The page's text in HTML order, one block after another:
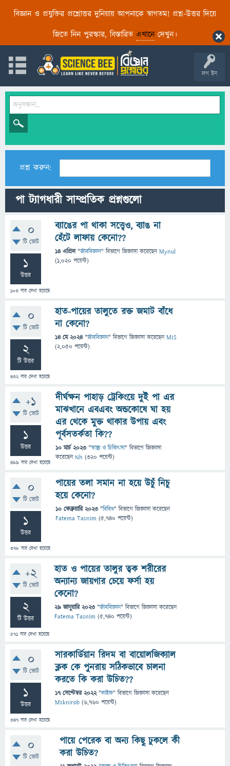
বিজ্ঞান ও প্রযুক্তির প্রশ্নোত্তর দুনিয়ায় আপনাকে স্বাগতম! প্রশ্ন-উত্তর দিয়ে
জিতে নিন পুরস্কার, বিস্তারিত এখানেদেখুন।
লগ ইন
প্রশ্ন করুন:
পা ট্যাগধারী সাম্প্রতিক প্রশ্নগুলো
0
টি ভোট
1
উত্তর
103 বার দেখা হয়েছে
ব্যাঙের পা থাকা সত্ত্বেও, ব্যাঙ না
হেঁটে লাফায় কেনো??
14 এপ্রিল "জীববিজ্ঞান" বিভাগে জিজ্ঞাসাকরেছেনMynul
(1,020 পয়েন্ট)
0
টি ভোট
2
টি উত্তর
432বার দেখা হয়েছে
হাত-পায়ের তালুতে রক্ত জমাট বাঁধে
না কেনো?
14 মে 2024 "জীববিজ্ঞান" বিভাগে জিজ্ঞাসাকরেছেনMIS
(2,050 পয়েন্ট)
+1
টি ভোট
1
উত্তর
499 বার দেখা হয়েছে
দীর্ঘক্ষন পাহাড় ট্রেকিংয়ে দুই পা এর
মাঝখানে এবএবং অন্ডকোষে ঘা হয়
এর থেকে মুক্ত থাকার উপায় এবং
পূর্বসতর্কতা কি??
10 মার্চ 2023 "স্বাস্থ্য ও চিকিৎসা" বিভাগে জিজ্ঞাসা
করেছেনNh (320 পয়েন্ট)
0
টি ভোট
1
উত্তর
378 বার দেখা হয়েছে
পায়ের তলা সমান না হয়ে উচুঁ নিচু
হয়ে কেনো?
10 ফেব্রুয়ারি 2023 "বিবিধ" বিভাগে জিজ্ঞাসাকরেছেন
Fatema Tasnim (5,740 পয়েন্ট)
+2
টি ভোট
2
টি উত্তর
571 বার দেখা হয়েছে
হাত ও পায়ের তালুর ত্বক শরীরের
অন্যান্য জায়গার চেয়ে ফর্সা হয়
কেনো?
29 জানুয়ারি 2023 "জীববিজ্ঞান" বিভাগে জিজ্ঞাসাকরেছেন
Fatema Tasnim (5,740 পয়েন্ট)
0
টি ভোট
1
উত্তর
347 বার দেখা হয়েছে
সারকার্ডিয়ান রিদম বা বায়োলজিক্যাল
ক্লক কে পুনরায় সঠিকভাবে চালনা
করতে কি করা উচিত??
17 সেপ্টেম্বর 2022 "লাইফ" বিভাগে জিজ্ঞাসাকরেছেন
Msknirob (6,760 পয়েন্ট)
0
টি ভোট
পায়ে পেরেক বা অন্য কিছু ঢুকলে কী
করা উচিত?